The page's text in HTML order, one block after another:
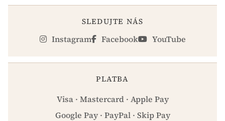
SLEDUJTE NÁS
Instagram Facebook YouTube
PLATBA
Visa · Mastercard · Apple Pay
Google Pay · PayPal · Skip Pay